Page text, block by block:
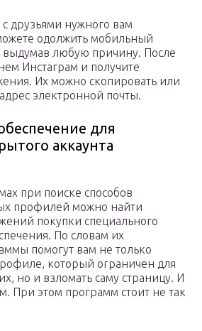
друзьями нужного вам
одолжить мобильный
любую причину. После
Инстаграм и получите
Их можно скопировать или
электронной почты.
для
аккаунта
при поиске способов
профилей можно найти
покупки специального
По словам их
помогут вам не только
который ограничен для
но и взломать саму страницу. И
При этом программ стоит не так